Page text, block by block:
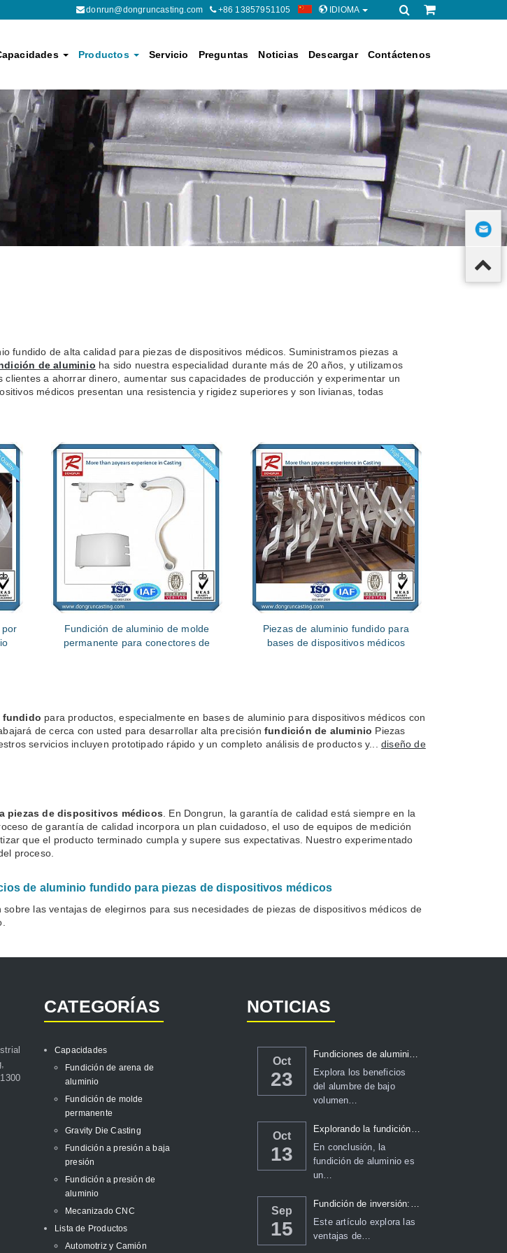
donrun@dongruncasting.com +86 13857951105 IDIOMA
Productos Servicio Preguntas Noticias Descargar Contáctenos
fundido de alta calidad para piezas de dispositivos médicos. Suministramos piezas a
de aluminio ha sido nuestra especialidad durante más de 20 años, y utilizamos
a ahorrar dinero, aumentar sus capacidades de producción y experimentar un
médicos presentan una resistencia y rigidez superiores y son livianas, todas
por
Fundición de aluminio de molde
permanente para conectores de
Piezas de aluminio fundido para
bases de dispositivos médicos
fundido para productos, especialmente en bases de aluminio para dispositivos médicos con
de cerca con usted para desarrollar alta precisiónfundición de aluminio Piezas
servicios incluyen prototipado rápido y un completo análisis de productos y...diseño de
piezas de dispositivos médicos. En Dongrun, la garantía de calidad está siempre en la
de garantía de calidad incorpora un plan cuidadoso, el uso de equipos de medición
que el producto terminado cumpla y supere sus expectativas. Nuestro experimentado
proceso.
de aluminio fundido para piezas de dispositivos médicos
las ventajas de elegirnos para sus necesidades de piezas de dispositivos médicos de
CATEGORÍAS
Capacidades
Fundición de arena de
aluminio
Fundición de molde
permanente
Gravity Die Casting
Fundición a presión a baja
presión
Fundición a presión de
aluminio
Mecanizado CNC
Lista de Productos
Automotriz y Camión
NOTICIAS
Oct
23
Fundiciones de aluminio en arena de bajo volumen: una comp...
Explora los beneficios
del alumbre de bajo
volumen…
Oct
13
Explorando la fundición de aluminio: técnicas, tr...
En conclusión, la
fundición de aluminio es
un…
Sep
15
Fundición de inversión: una guía completa...
Este artículo explora las
ventajas de…